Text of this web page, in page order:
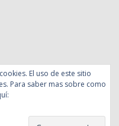
El uso de este sitio
Para saber mas sobre como